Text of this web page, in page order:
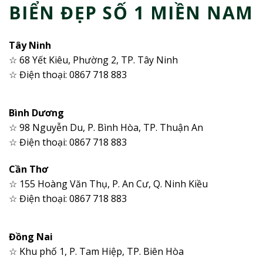
BIỂN ĐẸP SỐ 1 MIỀN NAM
Tây Ninh
☆ 68 Yết Kiêu, Phường 2, TP. Tây Ninh
☆ Điện thoại: 0867 718 883
Bình Dương
☆ 98 Nguyễn Du, P. Bình Hòa, TP. Thuận An
☆ Điện thoại: 0867 718 883
Cần Thơ
☆ 155 Hoàng Văn Thụ, P. An Cư, Q. Ninh Kiều
☆ Điện thoại: 0867 718 883
Đồng Nai
☆ Khu phố 1, P. Tam Hiệp, TP. Biên Hòa